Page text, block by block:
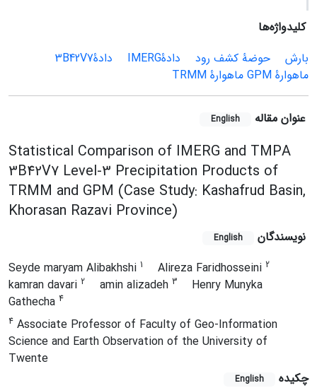
کلیدواژه‌ها
بارش
حوضۀ کشف رود دادۀIMERG
داد‌ۀ3B42V7
ماهوارۀ GPM ماهوارۀ TRMM
عنوان مقاله English
Statistical Comparison of IMERG and TMPA
3B42V7 Level-3 Precipitation Products of
TRMM and GPM (Case Study: Kashafrud Basin,
Khorasan Razavi Province)
نویسندگان English
Seyde maryam Alibakhshi 1 Alireza Faridhosseini 2
kamran davari 2 amin alizadeh 3
Henry Munyka
Gathecha 4
4 Associate Professor of Faculty of Geo-Information
Science and Earth Observation of the University of
Twente
چکیده
English